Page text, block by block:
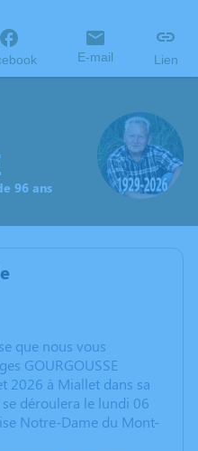
E-mail Lien
96 ans
que nous vous
GOURGOUSSE
2026 à Miallet dans sa
déroulera le lundi 06
Notre-Dame du Mont-